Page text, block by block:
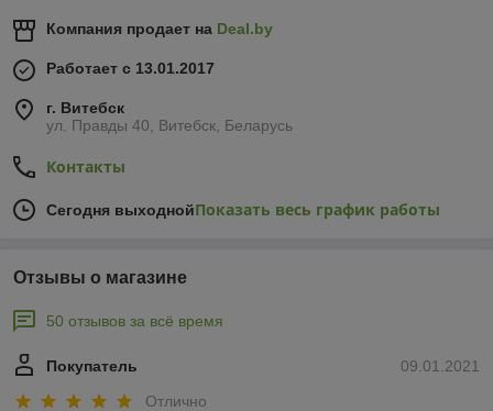
Компания продает на Deal.by
Работает с 13.01.2017
г. Витебск
ул. Правды 40, Витебск, Беларусь
Контакты
Сегодня выходнойПоказать весь график работы
Отзывы о магазине
50 отзывов за всё время
09.01.2021
Покупатель
Отлично